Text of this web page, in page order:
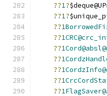
??1?
??1?
??
??
??
??
??
??
??